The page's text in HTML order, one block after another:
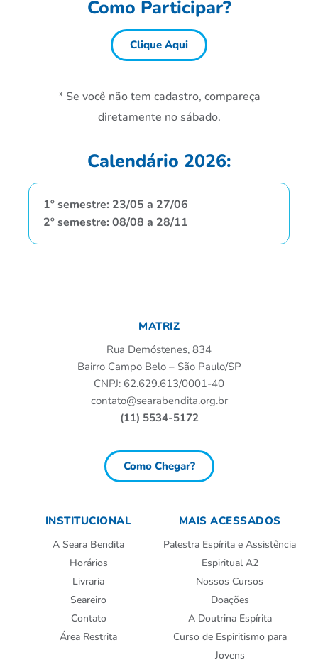
Como Participar?
Clique Aqui
* Se você não tem cadastro, compareça
diretamente no sábado.
Calendário 2026:
1º semestre: 23/05 a 27/06
2º semestre: 08/08 a 28/11
MATRIZ
Rua Demóstenes, 834
Bairro Campo Belo – São Paulo/SP
CNPJ: 62.629.613/0001-40
contato@searabendita.org.br
(11) 5534-5172
Como Chegar?
INSTITUCIONAL
A Seara Bendita
Horários
Livraria
Seareiro
Contato
Área Restrita
MAIS ACESSADOS
Palestra Espírita e Assistência
Espiritual A2
Nossos Cursos
Doações
A Doutrina Espírita
Curso de Espiritismo para
Jovens